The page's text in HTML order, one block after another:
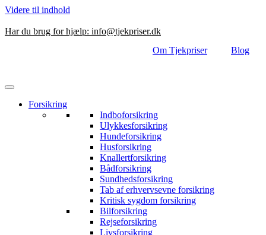
Videre til indhold
Har du brug for hjælp: info@tjekpriser.dk
Om Tjekpriser
Blog
Forsikring
Indboforsikring
Ulykkesforsikring
Hundeforsikring
Husforsikring
Knallertforsikring
Bådforsikring
Sundhedsforsikring
Tab af erhvervsevne forsikring
Kritisk sygdom forsikring
Bilforsikring
Rejseforsikring
Livsforsikring